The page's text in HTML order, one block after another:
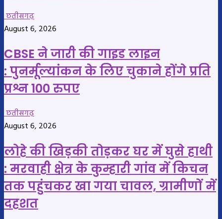
छतीसगढ़
August 6, 2026
CBSE ने जारी की गाइड लाइन
: पुनर्मूल्यांकन के लिए चुकाने होंगे प्रति
प्रश्न 100 रुपए
छतीसगढ़
August 6, 2026
लोहे की खिड़की तोड़कर घर में घुसे हाथी
: मरवाही क्षेत्र के कुम्हारी गांव में किचन
तक पहुंचकर खा गया चावल, ग्रामीणों में
दहशत